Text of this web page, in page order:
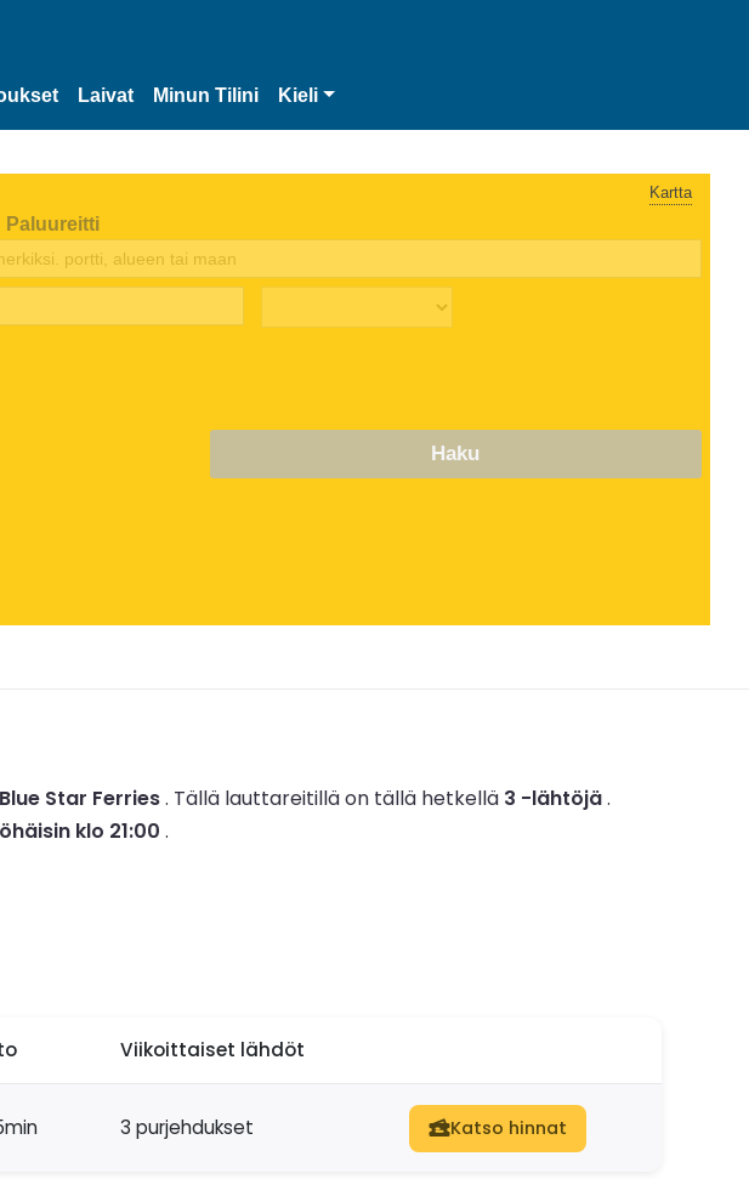
Laivat Minun Tilini Kieli
Kartta
Paluureitti
Haku
Blue Star Ferries. Tällä lauttareitillä on tällä hetkellä 3 -lähtöjä.
klo 21:00 .
Viikoittaiset lähdöt
3 purjehdukset Katso hinnat